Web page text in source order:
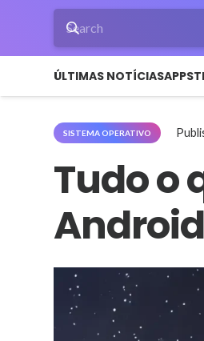
ÚLTIMAS NOTÍCIASAPPS
SISTEMA OPERATIVO
Tudo o
Android